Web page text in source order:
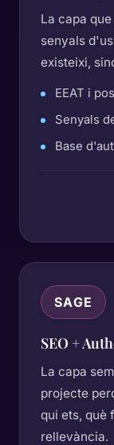
La capa
senyals
existeixi,
EEAT i
Senyals
Base
SAGE
SEO +
La capa
projecte
qui ets, què
rellevància.